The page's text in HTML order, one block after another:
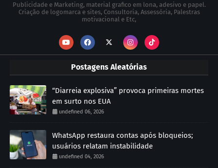
Publicidade e Marketing, material grafico em lona, adesivo e papel.
Criação de logomarca e sites, Consultoria, Assessória, Palestras
motivacional e Etc,
Postagens Aleatórias
“Diarreia explosiva” provoca primeiras mortes
em surto nos EUA
undefined 06, 2026
WhatsApp restaura contas após bloqueios;
usuários relatam instabilidade
undefined 04, 2026